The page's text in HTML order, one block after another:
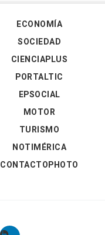
ECONOMÍA
SOCIEDAD
CIENCIAPLUS
PORTALTIC
EPSOCIAL
MOTOR
TURISMO
NOTIMÉRICA
CONTACTOPHOTO